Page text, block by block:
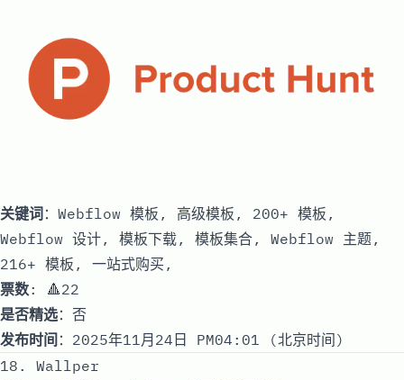
关键词：Webflow 模板, 高级模板, 200+ 模板,
Webflow 设计, 模板下载, 模板集合, Webflow 主题,
216+ 模板, 一站式购买,
票数: 🔺22
是否精选：否
发布时间 ：2025年11月24日 PM04:01 (北京时间)
18. Wallper